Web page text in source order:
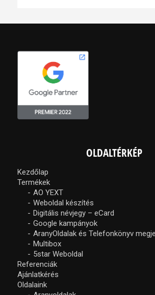
OLDALTÉRKÉP
Kezdőlap
Termékek
AO YEXT
Weboldal készítés
Digitális névjegy – eCard
Google kampányok
AranyOldalak és Telefonkönyv
Multibox
5star Weboldal
Referenciák
Ajánlatkérés
Oldalaink